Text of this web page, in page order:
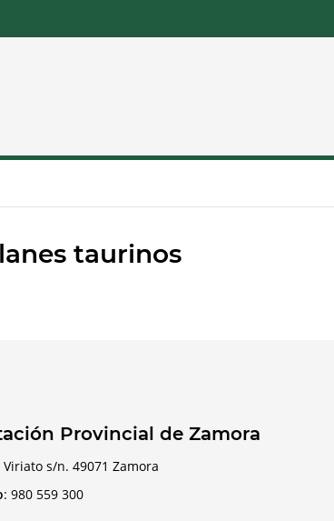
taurinos
Provincial de Zamora
Viriato s/n. 49071 Zamora
: 980 559 300